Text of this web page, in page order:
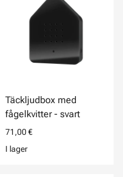
Täckljudbox med
fågelkvitter - svart
71,00 €
I lager